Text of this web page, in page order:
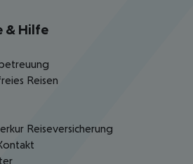
& Hilfe
Reisen
Reiseversicherung